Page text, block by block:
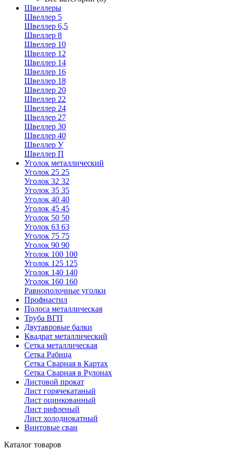
Швеллеры
Швеллер 5
Швеллер 6,5
Швеллер 8
Швеллер 10
Швеллер 12
Швеллер 14
Швеллер 16
Швеллер 18
Швеллер 20
Швеллер 22
Швеллер 24
Швеллер 27
Швеллер 30
Швеллер 40
Швеллер У
Швеллер П
Уголок металлический
Уголок 25 25
Уголок 32 32
Уголок 35 35
Уголок 40 40
Уголок 45 45
Уголок 50 50
Уголок 63 63
Уголок 75 75
Уголок 90 90
Уголок 100 100
Уголок 125 125
Уголок 140 140
Уголок 160 160
Равнополочные уголки
Профнастил
Полоса металлическая
Труба ВГП
Двутавровые балки
Квадрат металлический
Сетка металлическая
Сетка Рабица
Сетка Сварная в Картах
Сетка Сварная в Рулонах
Листовой прокат
Лист горячекатаный
Лист оцинкованный
Лист рифленый
Лист холоднокатный
Винтовые сваи
Каталог товаров